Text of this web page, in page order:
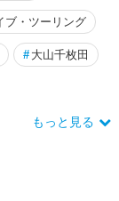
ブ・ツーリング
# 大山千枚田
もっと見る